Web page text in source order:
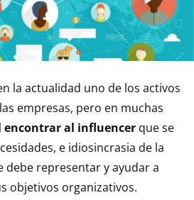
la actualidad uno de los activos
empresas, pero en muchas
encontrar al influencer que se
e idiosincrasia de la
debe representar y ayudar a
objetivos organizativos.